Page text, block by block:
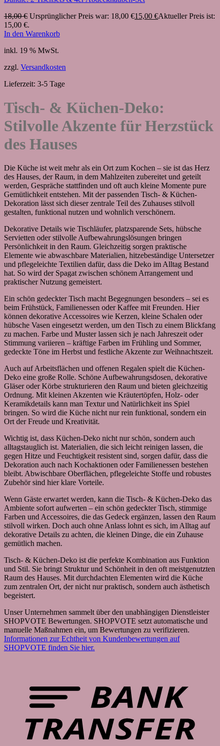
18,00€ Ursprünglicher Preis war: 18,00 €15,00 €Aktueller Preis ist:
15,00 €.
In den Warenkorb
inkl. 19 % MwSt.
zzgl. Versandkosten
Lieferzeit: 3-5 Tage
Tisch- & Küchen-Deko:
Stilvolle Akzente für Herzstück
des Hauses
Die Küche ist weit mehr als ein Ort zum Kochen – sie ist das Herz
des Hauses, der Raum, in dem Mahlzeiten zubereitet und geteilt
werden, Gespräche stattfinden und oft auch kleine Momente pure
Gemütlichkeit entstehen. Mit der passenden Tisch‑ & Küchen-
Dekoration lässt sich dieser zentrale Teil des Zuhauses stilvoll
gestalten, funktional nutzen und wohnlich verschönern.
Dekorative Details wie Tischläufer, platzsparende Sets, hübsche
Servietten oder stilvolle Aufbewahrungslösungen bringen
Persönlichkeit in den Raum. Gleichzeitig sorgen praktische
Elemente wie abwaschbare Materialien, hitzebeständige Untersetzer
und pflegeleichte Textilien dafür, dass die Deko im Alltag Bestand
hat. So wird der Spagat zwischen schönem Arrangement und
praktischer Nutzung gemeistert.
Ein schön gedeckter Tisch macht Begegnungen besonders – sei es
beim Frühstück, Familienessen oder Kaffee mit Freunden. Hier
können dekorative Accessoires wie Kerzen, kleine Schalen oder
hübsche Vasen eingesetzt werden, um den Tisch zu einem Blickfang
zu machen. Farbe und Muster lassen sich je nach Jahreszeit oder
Stimmung variieren – kräftige Farben im Frühling und Sommer,
gedeckte Töne im Herbst und festliche Akzente zur Weihnachtszeit.
Auch auf Arbeitsflächen und offenen Regalen spielt die Küchen-
Deko eine große Rolle. Schöne Aufbewahrungsdosen, dekorative
Gläser oder Körbe strukturieren den Raum und bieten gleichzeitig
Ordnung. Mit kleinen Akzenten wie Kräutertöpfen, Holz‑ oder
Keramikdetails kann man Textur und Natürlichkeit ins Spiel
bringen. So wird die Küche nicht nur rein funktional, sondern ein
Ort der Freude und Kreativität.
Wichtig ist, dass Küchen-Deko nicht nur schön, sondern auch
alltagstauglich ist. Materialien, die sich leicht reinigen lassen, die
gegen Hitze und Feuchtigkeit resistent sind, sorgen dafür, dass die
Dekoration auch nach Kochaktionen oder Familienessen bestehen
bleibt. Abwischbare Oberflächen, pflegeleichte Stoffe und robustes
Zubehör sind hier klare Vorteile.
Wenn Gäste erwartet werden, kann die Tisch- & Küchen-Deko das
Ambiente sofort aufwerten – ein schön gedeckter Tisch, stimmige
Farben und Accessoires, die das Gedeck ergänzen, lassen den Raum
stilvoll wirken. Doch auch ohne Anlass lohnt es sich, im Alltag auf
dekorative Details zu achten, die kleinen Dinge, die ein Zuhause
gemütlich machen.
Tisch‑ & Küchen-Deko ist die perfekte Kombination aus Funktion
und Stil. Sie bringt Struktur und Schönheit in den oft meistgenutzten
Raum des Hauses. Mit durchdachten Elementen wird die Küche
zum zentralen Ort, der nicht nur praktisch, sondern auch ästhetisch
begeistert.
Unser Unternehmen sammelt über den unabhängigen Dienstleister
SHOPVOTE Bewertungen. SHOPVOTE setzt automatische und
manuelle Maßnahmen ein, um Bewertungen zu verifizieren.
Informationen zur Echtheit von Kundenbewertungen auf
SHOPVOTE finden Sie hier.